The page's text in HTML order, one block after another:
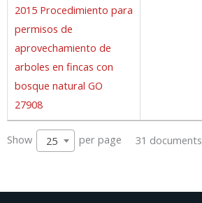
2015 Procedimiento para
permisos de
aprovechamiento de
arboles en fincas con
bosque natural GO
27908
Show 25 per page 31 documents